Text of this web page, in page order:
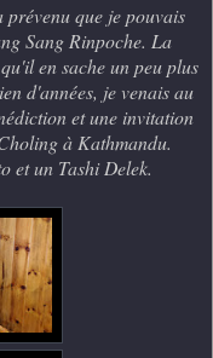
prévenu que je pouvais
Sang Rinpoche. La
en sache un peu plus
d'années, je venais au
et une invitation
à Kathmandu.
et un Tashi Delek.